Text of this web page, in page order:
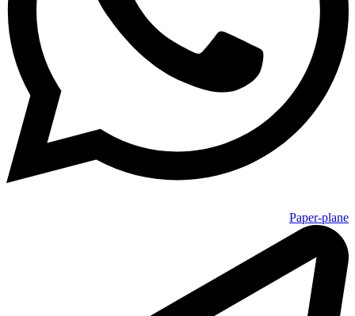
Paper-plane